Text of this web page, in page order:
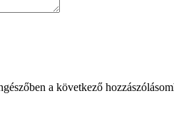
a következő